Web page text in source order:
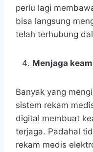
perlu lagi
bisa langsung
telah terhubung
Menjaga
Banyak yang
sistem rekam
digital membuat
terjaga. Padahal
rekam medis